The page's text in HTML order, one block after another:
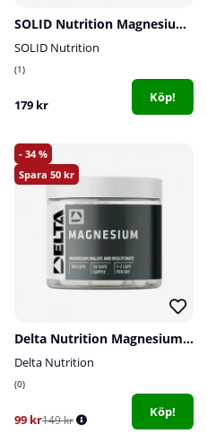
SOLID Nutrition Magnesium Bisglycinate, 90 caps
SOLID Nutrition
1
179 kr Köp!
34
50
Delta Nutrition Magnesium, 100 caps
Delta Nutrition
0
99 kr149 kr
Köp!